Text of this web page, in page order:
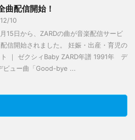
曲配信開始！
10
15日から、ZARDの曲が音楽配信サービ
信開始されました。 妊娠・出産・育児の
｜ ゼクシィBaby ZARD年譜 1991年 デ
ビュー曲「Good-bye ...